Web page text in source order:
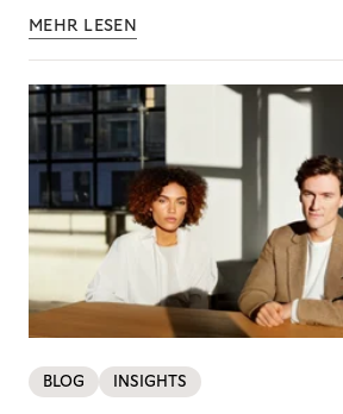
MEHR LESEN
BLOG INSIGHTS